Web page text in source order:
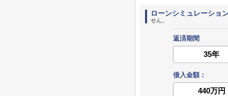
ローンシミュレーショ
せん。
返済期間
借入金額：